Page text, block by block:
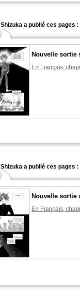
Shizuka a publié ces pages :
Nouvelle sortie
En Français,
Shizuka a publié ces pages :
Nouvelle sortie
En Français,